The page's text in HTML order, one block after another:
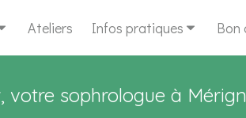
Ateliers Infos pratiques Bon
votre sophrologue à